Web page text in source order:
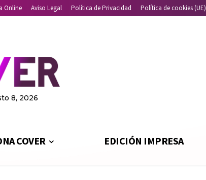
Online Aviso Legal Política de Privacidad Política de cookies (UE)
8, 2026
COVER EDICIÓN IMPRESA